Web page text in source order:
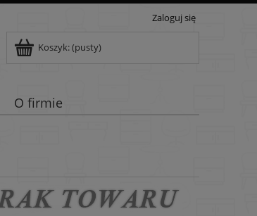
Zaloguj się
Koszyk:(pusty)
O firmie